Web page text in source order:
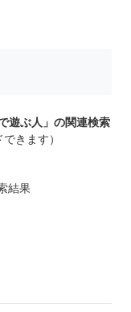
遊ぶ人」の関連検索
きます）
結果